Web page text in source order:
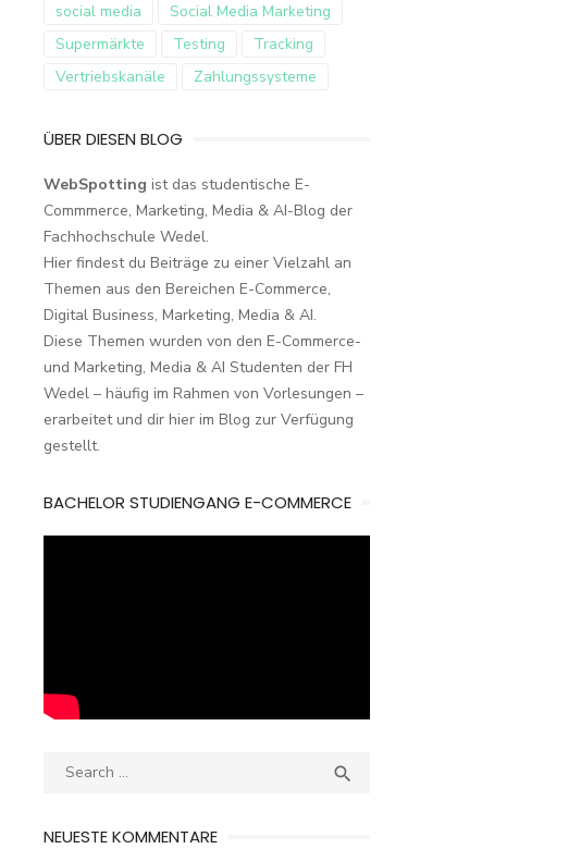
social media
Social Media Marketing
Supermärkte
Testing
Tracking
Vertriebskanäle
Zahlungssysteme
ÜBER DIESEN BLOG
WebSpotting ist das studentische E-
Commmerce, Marketing, Media & AI-Blog der
Fachhochschule Wedel.
Hier findest du Beiträge zu einer Vielzahl an
Themen aus den Bereichen E-Commerce,
Digital Business, Marketing, Media & AI.
Diese Themen wurden von den E-Commerce-
und Marketing, Media & AI Studenten der FH
Wedel – häufig im Rahmen von Vorlesungen –
erarbeitet und dir hier im Blog zur Verfügung
gestellt.
BACHELOR STUDIENGANG E-COMMERCE
Search

NEUESTE KOMMENTARE